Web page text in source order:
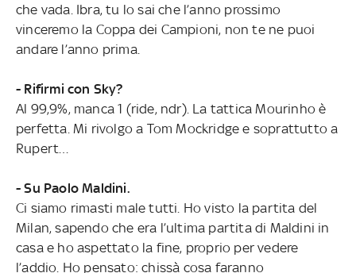
che vada. Ibra, tu lo sai che l’anno prossimo
vinceremo la Coppa dei Campioni, non te ne puoi
andare l’anno prima.
- Rifirmi con Sky?
Al 99,9%, manca 1 (ride, ndr). La tattica Mourinho è
perfetta. Mi rivolgo a Tom Mockridge e soprattutto a
Rupert…
- Su Paolo Maldini.
Ci siamo rimasti male tutti. Ho visto la partita del
Milan, sapendo che era l’ultima partita di Maldini in
casa e ho aspettato la fine, proprio per vedere
l’addio. Ho pensato: chissà cosa faranno